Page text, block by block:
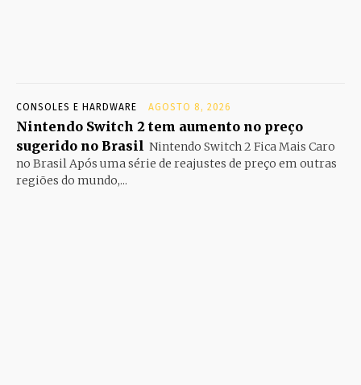
CONSOLES E HARDWARE AGOSTO 8, 2026
Nintendo Switch 2 tem aumento no preço
sugerido no Brasil Nintendo Switch 2 Fica Mais Caro
no Brasil Após uma série de reajustes de preço em outras
regiões do mundo,...